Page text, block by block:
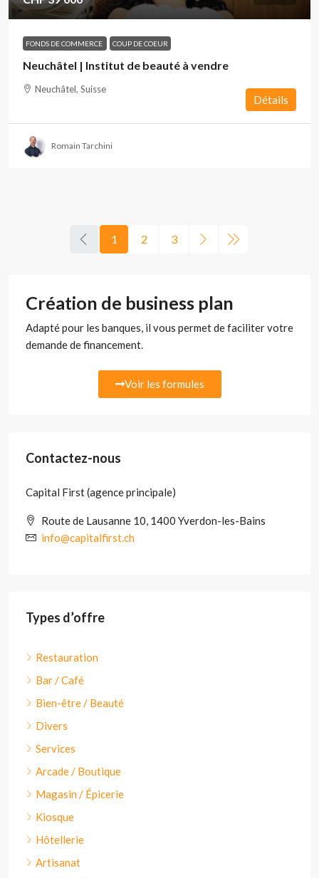
FONDS DE COMMERCE COUP DE COEUR
Neuchâtel | Institut de beauté à vendre
Neuchâtel, Suisse
Détails
Romain Tarchini
1 2 3
Création de business plan
Adapté pour les banques, il vous permet de faciliter votre
demande de financement.
Voir les formules
Contactez-nous
Capital First (agence principale)
Route de Lausanne 10, 1400 Yverdon-les-Bains
info@capitalfirst.ch
Types d’offre
Restauration
Bar / Café
Bien-être / Beauté
Divers
Services
Arcade / Boutique
Magasin / Épicerie
Kiosque
Hôtellerie
Artisanat